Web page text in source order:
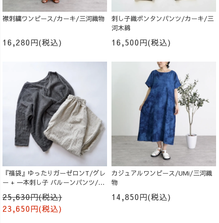
襟刺繍ワンピース/カーキ/三河織物
16,280円(税込)
刺し子織ボンタンパンツ/カーキ/三
河木綿
16,500円(税込)
『福袋』ゆったりガーゼロンT/グレ
ー + 一本刺し子 バルーンパンツ/生
25,630円(税込)
23,650円(税込)
カジュアルワンピース/UMi/三河織
物
14,850円(税込)